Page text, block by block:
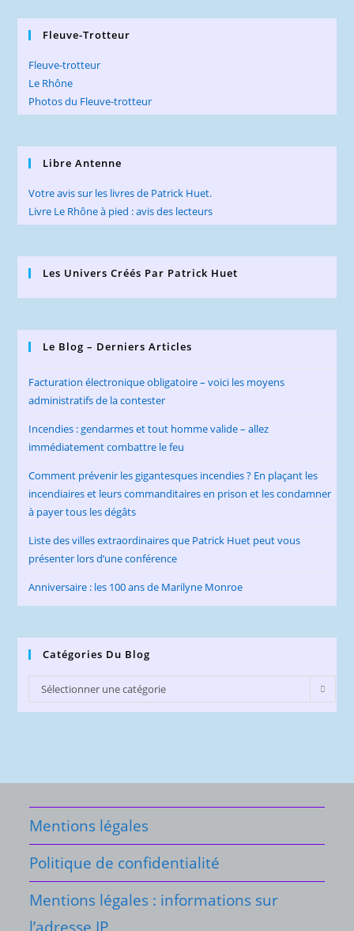
Fleuve-Trotteur
Fleuve-trotteur
Le Rhône
Photos du Fleuve-trotteur
Libre Antenne
Votre avis sur les livres de Patrick Huet.
Livre Le Rhône à pied : avis des lecteurs
Les Univers Créés Par Patrick Huet
Le Blog – Derniers Articles
Facturation électronique obligatoire – voici les moyens
administratifs de la contester
Incendies : gendarmes et tout homme valide – allez
immédiatement combattre le feu
Comment prévenir les gigantesques incendies ? En plaçant les
incendiaires et leurs commanditaires en prison et les condamner
à payer tous les dégâts
Liste des villes extraordinaires que Patrick Huet peut vous
présenter lors d’une conférence
Anniversaire : les 100 ans de Marilyne Monroe
Catégories Du Blog
Catégories
du
Sélectionner une catégorie
Mentions légales
Politique de confidentialité
Mentions légales : informations sur